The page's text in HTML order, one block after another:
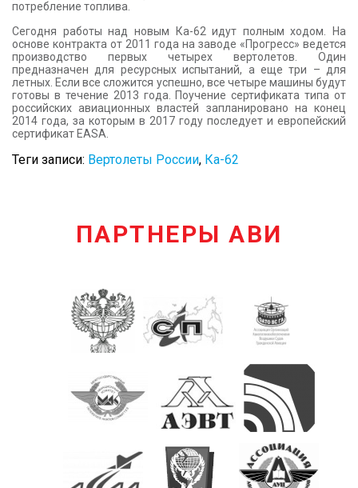
потребление топлива.
Сегодня работы над новым Ка-62 идут полным ходом. На
основе контракта от 2011 года на заводе «Прогресс» ведется
производство первых четырех вертолетов. Один
предназначен для ресурсных испытаний, а еще три – для
летных. Если все сложится успешно, все четыре машины будут
готовы в течение 2013 года. Поучение сертификата типа от
российских авиационных властей запланировано на конец
2014 года, за которым в 2017 году последует и европейский
сертификат EASA.
Теги записи: Вертолеты России, Ка-62
ПАРТНЕРЫ АВИ